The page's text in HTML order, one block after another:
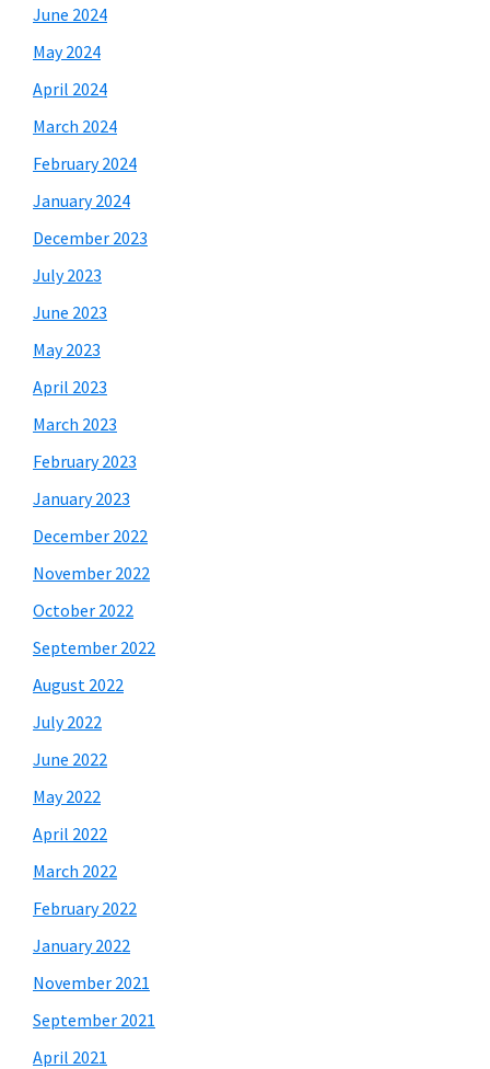
June 2024
May 2024
April 2024
March 2024
February 2024
January 2024
December 2023
July 2023
June 2023
May 2023
April 2023
March 2023
February 2023
January 2023
December 2022
November 2022
October 2022
September 2022
August 2022
July 2022
June 2022
May 2022
April 2022
March 2022
February 2022
January 2022
November 2021
September 2021
April 2021